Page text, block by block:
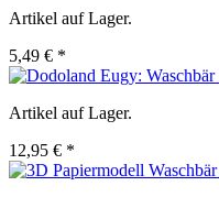
Artikel auf Lager.
5,49 € *
Artikel auf Lager.
12,95 € *